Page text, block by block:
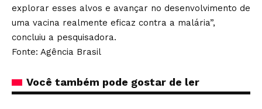
explorar esses alvos e avançar no desenvolvimento de
uma vacina realmente eficaz contra a malária”,
concluiu a pesquisadora.
Fonte: Agência Brasil
Você também pode gostar de ler